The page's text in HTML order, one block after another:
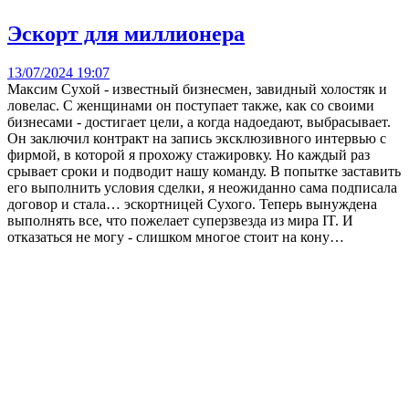
Эскорт для миллионера
13/07/2024 19:07
Максим Сухой - известный бизнесмен, завидный холостяк и
ловелас. С женщинами он поступает также, как со своими
бизнесами - достигает цели, а когда надоедают, выбрасывает.
Он заключил контракт на запись эксклюзивного интервью с
фирмой, в которой я прохожу стажировку. Но каждый раз
срывает сроки и подводит нашу команду. В попытке заставить
его выполнить условия сделки, я неожиданно сама подписала
договор и стала… эскортницей Сухого. Теперь вынуждена
выполнять все, что пожелает суперзвезда из мира IT. И
отказаться не могу - слишком многое стоит на кону…